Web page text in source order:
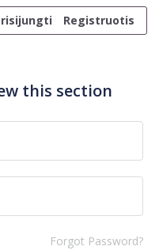
Registruotis
this section
Forgot Password?